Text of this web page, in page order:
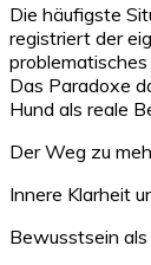
Die häufigste
registriert der
problematisches
Das Paradoxe
Hund als reale
Der Weg zu
Innere Klarheit
Bewusstsein